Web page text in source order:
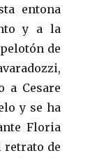
entona
y a la
de
a Cesare
y se ha
Floria
retrato de